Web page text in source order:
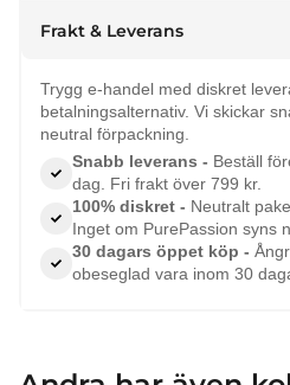
Frakt & Leverans
Trygg e-handel med diskret
betalningsalternativ. Vi skickar
neutral förpackning.
Snabb leverans - Beställ
dag. Fri frakt över 799 kr.
100% diskret - Neutralt
Inget om PurePassion syns
30 dagars öppet köp -
obeseglad vara inom 30